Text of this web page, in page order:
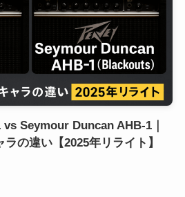
vs Seymour Duncan AHB-1｜
ラの違い【2025年リライト】